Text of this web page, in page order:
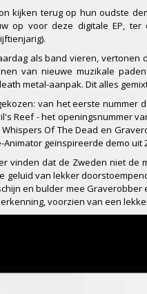
kijken terug op hun oudste
op voor deze digitale EP,
als band vieren,
van nieuwe muzikale
metal-aanpak. Dit alles
van het eerste nummer
Reef - het openingsnummer
Of The Dead en
Animator geïnspireerde demo uit
vinden dat de Zweden niet
geluid van lekker
en bulder mee Graverobber
voorzien van een